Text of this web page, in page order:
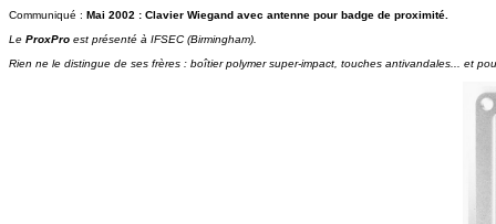
Communiqué : Mai 2002 : Clavier Wiegand avec antenne pour badge de proximité.
Le ProxPro est présenté à IFSEC (Birmingham).
Rien ne le distingue de ses frères : boîtier polymer super-impact, touches antivandales... et